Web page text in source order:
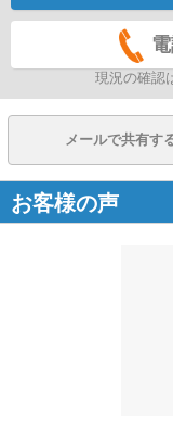
現況の確認
メールで共有す
お客様の声